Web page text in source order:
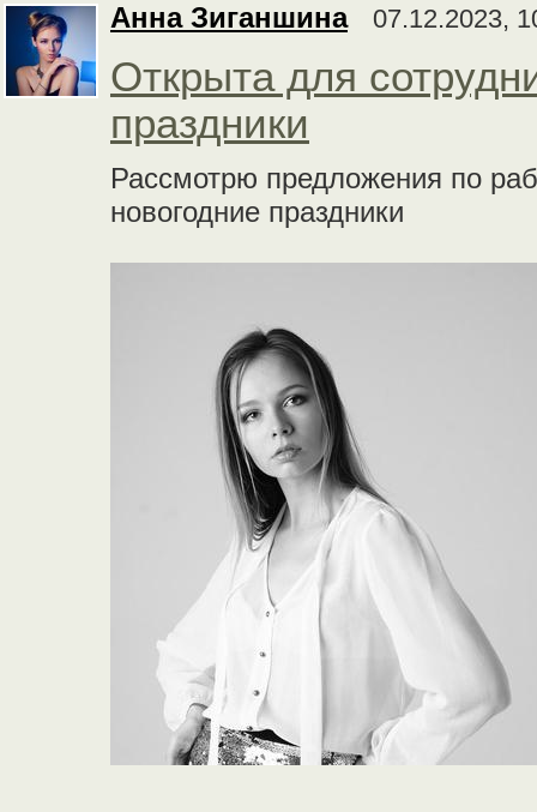
Анна Зиганшина 07.12.2023,
Открыта для
праздники
Рассмотрю предложения по
новогодние праздники